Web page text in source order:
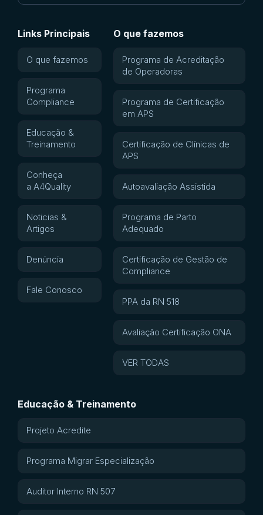
Links Principais
O que fazemos
Programa
Compliance
Educação &
Treinamento
Conheça
a A4Quality
Noticias &
Artigos
Denúncia
Fale Conosco
O que fazemos
Programa de Acreditação
de Operadoras
Programa de Certificação
em APS
Certificação de Clínicas de
APS
Autoavaliação Assistida
Programa de Parto
Adequado
Certificação de Gestão de
Compliance
PPA da RN 518
Avaliação Certificação ONA
VER TODAS
Educação & Treinamento
Projeto Acredite
Programa Migrar Especialização
Auditor Interno RN 507